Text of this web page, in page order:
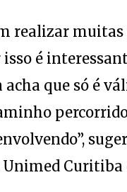
é
acha que só é
Curitiba